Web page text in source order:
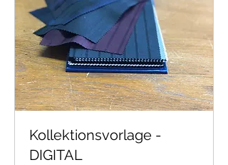
Kollektionsvorlage -
DIGITAL